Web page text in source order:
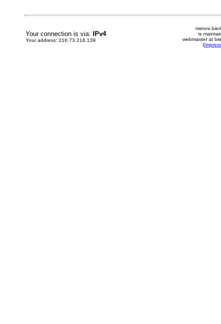
Your connection is via: IPv4
Your address: 216.73.216.139
is
webmaster at
(